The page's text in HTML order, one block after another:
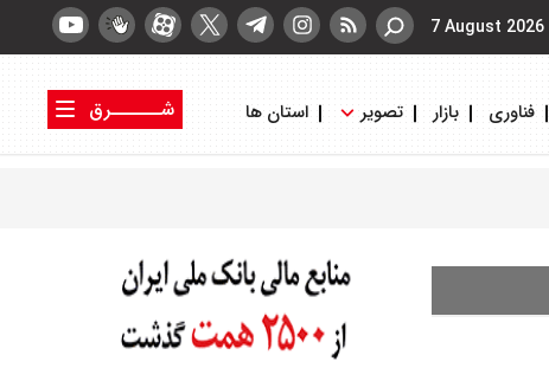
7 August 2026
فناوری بازار تصویر استان ها
شــــــرق